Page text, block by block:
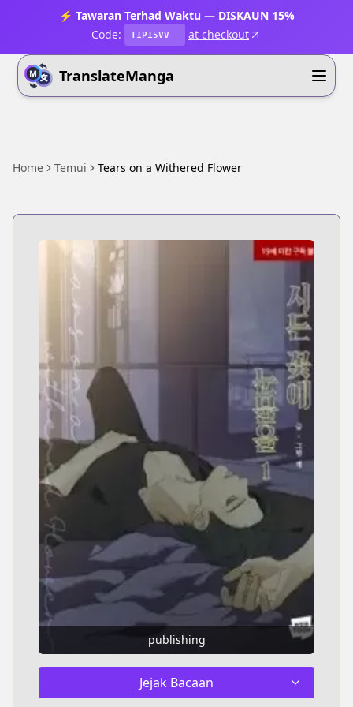
⚡ Tawaran Terhad Waktu — DISKAUN 15%
Code:
T1P15VV at checkout
TranslateManga
Home Temui Tears on a Withered Flower
publishing
Jejak Bacaan